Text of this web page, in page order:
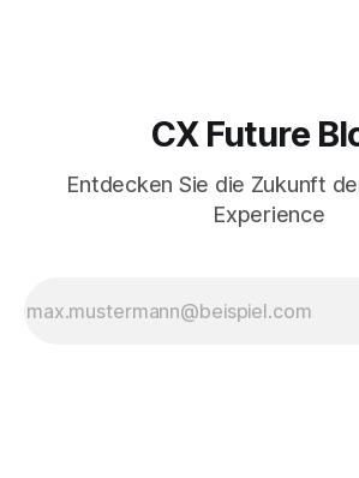
CX Future
Entdecken Sie die Zukunft
Experience